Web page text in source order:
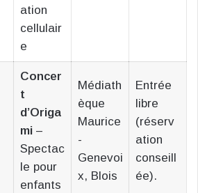
ation
cellulair
e
Concer
t
d’Origa
mi–
Spectac
le pour
enfants
Médiath
èque
Maurice
-
Genevoi
x, Blois
Entrée
libre
(réserv
ation
conseill
ée).